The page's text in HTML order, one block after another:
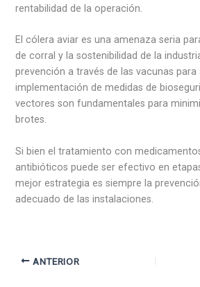
rentabilidad de la operación.
El cólera aviar es una amenaza seria
de corral y la sostenibilidad de la
prevención a través de las vacunas para
implementación de medidas de
vectores son fundamentales para
brotes.
Si bien el tratamiento con
antibióticos puede ser efectivo en
mejor estrategia es siempre la
adecuado de las instalaciones.
ANTERIOR